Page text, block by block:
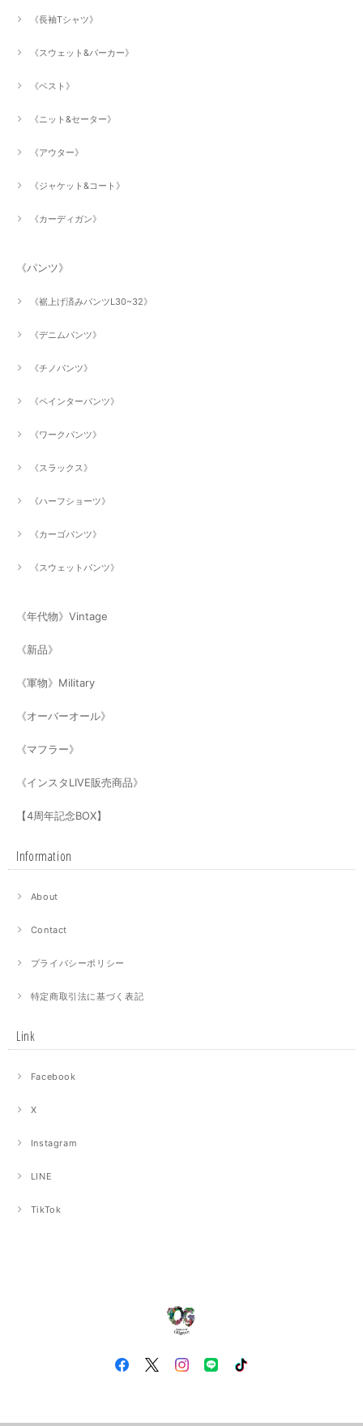
《長袖Tシャツ》
《スウェット&パーカー》
《ベスト》
《ニット&セーター》
《アウター》
《ジャケット&コート》
《カーディガン》
《パンツ》
《裾上げ済みパンツL30~32》
《デニムパンツ》
《チノパンツ》
《ペインターパンツ》
《ワークパンツ》
《スラックス》
《ハーフショーツ》
《カーゴパンツ》
《スウェットパンツ》
《年代物》Vintage
《新品》
《軍物》Military
《オーバーオール》
《マフラー》
《インスタLIVE販売商品》
【4周年記念BOX】
Information
About
Contact
プライバシーポリシー
特定商取引法に基づく表記
Link
Facebook
X
Instagram
LINE
TikTok